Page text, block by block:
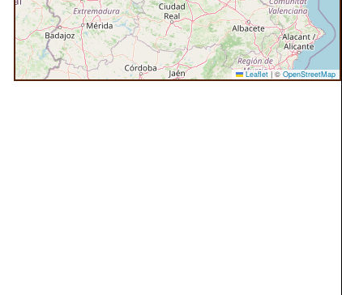
Leaflet | © OpenStreetMap